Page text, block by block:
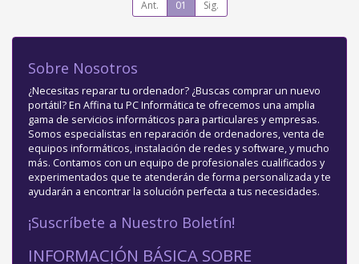
Ant. 01 Sig.
Sobre Nosotros
¿Necesitas reparar tu ordenador? ¿Buscas comprar un nuevo
portátil? En Affina tu PC Informática te ofrecemos una amplia
gama de servicios informáticos para particulares y empresas.
Somos especialistas en reparación de ordenadores, venta de
equipos informáticos, instalación de redes y software, y mucho
más. Contamos con un equipo de profesionales cualificados y
experimentados que te atenderán de forma personalizada y te
ayudarán a encontrar la solución perfecta a tus necesidades.
¡Suscríbete a Nuestro Boletín!
INFORMACIÓN BÁSICA SOBRE